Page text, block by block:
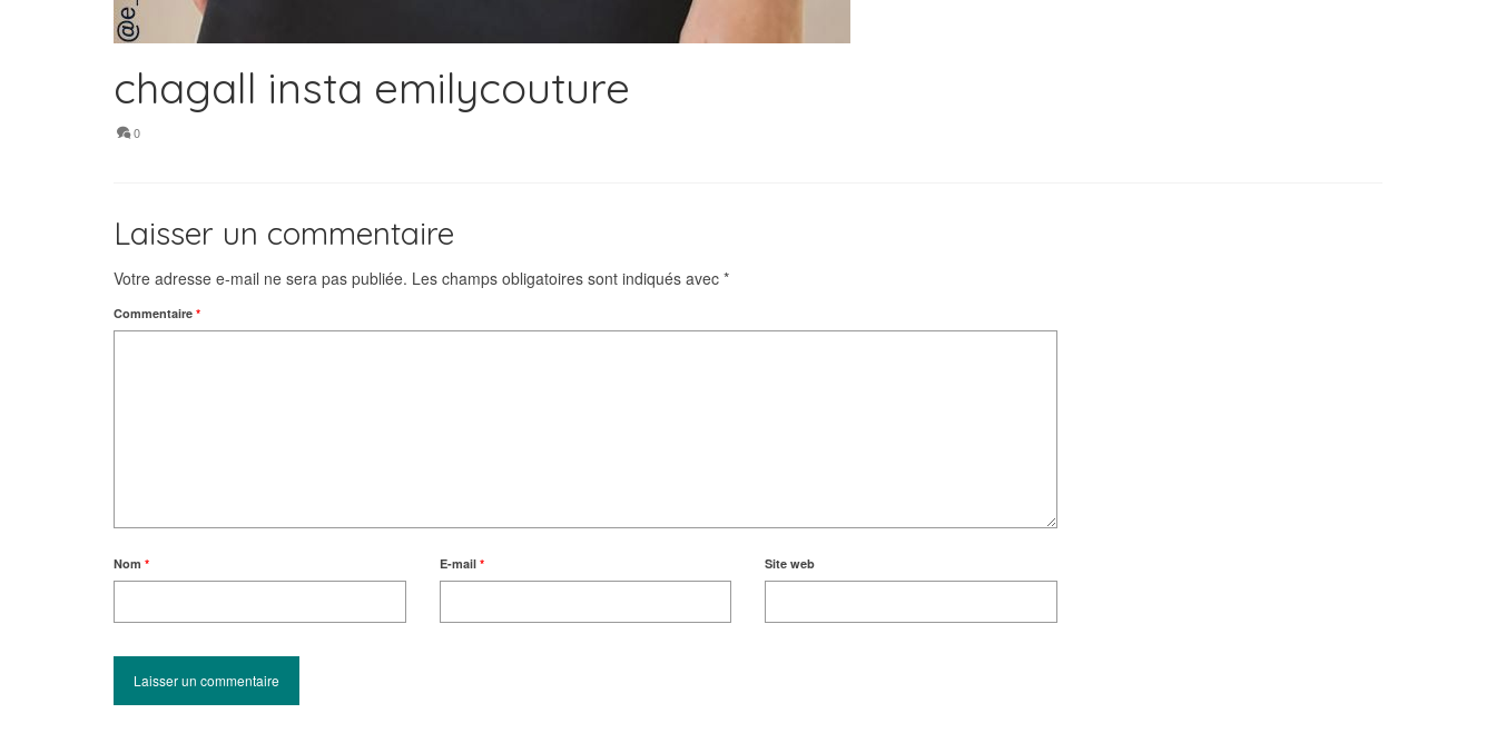
chagall insta emilycouture
0
Laisser un commentaire
Votre adresse e-mail ne sera pas publiée. Les champs obligatoires sont indiqués avec *
Commentaire *
Nom * E-mail * Site web